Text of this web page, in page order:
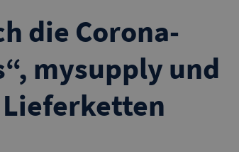
die Corona-
mysupply und